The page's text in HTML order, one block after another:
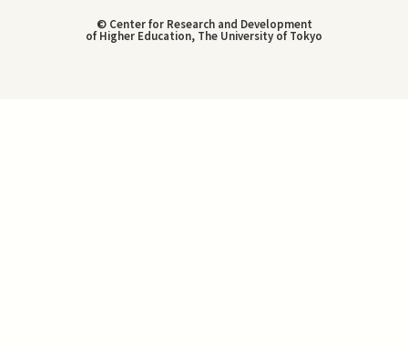
© Center for Research and Development
of Higher Education, The University of Tokyo